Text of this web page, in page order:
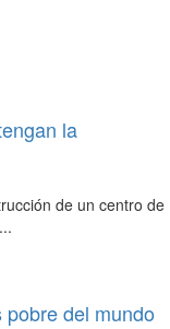
la
de un centro de
del mundo